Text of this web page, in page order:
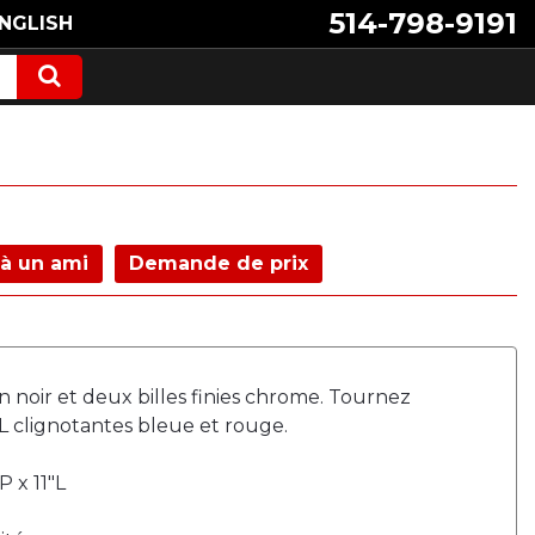
514-798-9191
un ami Demande de prix
noir et deux billes finies chrome. Tournez
clignotantes bleue et rouge.
x 11"L